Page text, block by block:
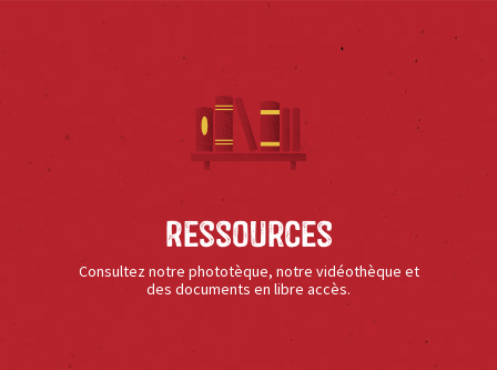
Ressources
Consultez notre phototèque, notre vidéothèque et
des documents en libre accès.